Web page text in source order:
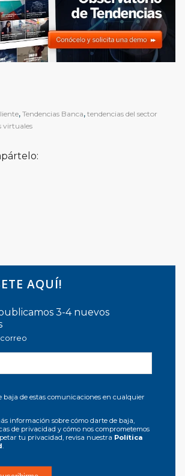
,Tendencias Banca,tendencias del sector
virtuales
AQUÍ!
3-4 nuevos
baja de estas comunicaciones en cualquier
información sobre cómo darte de baja,
de privacidad y cómo nos comprometemos
tu privacidad, revisa nuestra Política
.